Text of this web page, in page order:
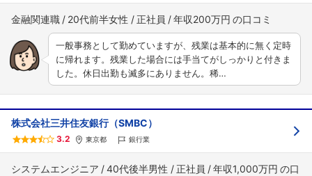
金融関連職 20代前半女性 正社員 年収200万円
一般事務として勤めていますが、残業は基本的に無く定時
に帰れます。残業した場合には手当てがしっかりと付きま
した。休日出勤も滅多にありません。稀…
株式会社三井住友銀行（SMBC）
3.2 東京都 銀行業
システムエンジニア 40代後半男性 正社員 年収1,000万円